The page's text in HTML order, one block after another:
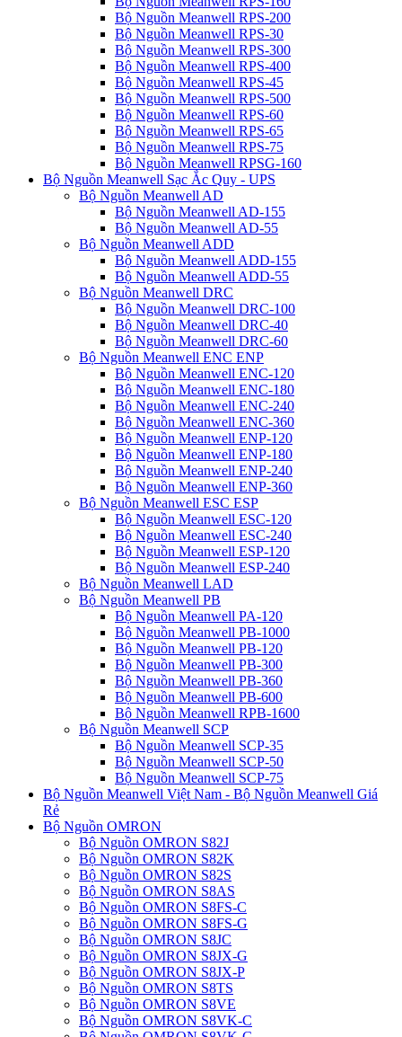
Bộ Nguồn Meanwell RPS-200
Bộ Nguồn Meanwell RPS-30
Bộ Nguồn Meanwell RPS-300
Bộ Nguồn Meanwell RPS-400
Bộ Nguồn Meanwell RPS-45
Bộ Nguồn Meanwell RPS-500
Bộ Nguồn Meanwell RPS-60
Bộ Nguồn Meanwell RPS-65
Bộ Nguồn Meanwell RPS-75
Bộ Nguồn Meanwell RPSG-160
Bộ Nguồn Meanwell Sạc Ắc Quy - UPS
Bộ Nguồn Meanwell AD
Bộ Nguồn Meanwell AD-155
Bộ Nguồn Meanwell AD-55
Bộ Nguồn Meanwell ADD
Bộ Nguồn Meanwell ADD-155
Bộ Nguồn Meanwell ADD-55
Bộ Nguồn Meanwell DRC
Bộ Nguồn Meanwell DRC-100
Bộ Nguồn Meanwell DRC-40
Bộ Nguồn Meanwell DRC-60
Bộ Nguồn Meanwell ENC ENP
Bộ Nguồn Meanwell ENC-120
Bộ Nguồn Meanwell ENC-180
Bộ Nguồn Meanwell ENC-240
Bộ Nguồn Meanwell ENC-360
Bộ Nguồn Meanwell ENP-120
Bộ Nguồn Meanwell ENP-180
Bộ Nguồn Meanwell ENP-240
Bộ Nguồn Meanwell ENP-360
Bộ Nguồn Meanwell ESC ESP
Bộ Nguồn Meanwell ESC-120
Bộ Nguồn Meanwell ESC-240
Bộ Nguồn Meanwell ESP-120
Bộ Nguồn Meanwell ESP-240
Bộ Nguồn Meanwell LAD
Bộ Nguồn Meanwell PB
Bộ Nguồn Meanwell PA-120
Bộ Nguồn Meanwell PB-1000
Bộ Nguồn Meanwell PB-120
Bộ Nguồn Meanwell PB-300
Bộ Nguồn Meanwell PB-360
Bộ Nguồn Meanwell PB-600
Bộ Nguồn Meanwell RPB-1600
Bộ Nguồn Meanwell SCP
Bộ Nguồn Meanwell SCP-35
Bộ Nguồn Meanwell SCP-50
Bộ Nguồn Meanwell SCP-75
Bộ Nguồn Meanwell Việt Nam - Bộ Nguồn Meanwell Giá
Rẻ
Bộ Nguồn OMRON
Bộ Nguồn OMRON S82J
Bộ Nguồn OMRON S82K
Bộ Nguồn OMRON S82S
Bộ Nguồn OMRON S8AS
Bộ Nguồn OMRON S8FS-C
Bộ Nguồn OMRON S8FS-G
Bộ Nguồn OMRON S8JC
Bộ Nguồn OMRON S8JX-G
Bộ Nguồn OMRON S8JX-P
Bộ Nguồn OMRON S8TS
Bộ Nguồn OMRON S8VE
Bộ Nguồn OMRON S8VK-C